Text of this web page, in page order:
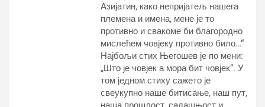
Азијатин, како непријатељ нашега
племена и имена, мене је то
противно и свакоме би благородно
мислећем човјеку противно било…“
Најбољи стих Његошев је по мени:
„Што је човјек а мора бит човјек“. У
том једном стиху сажето је
свеукупно наше битисање, наш пут,